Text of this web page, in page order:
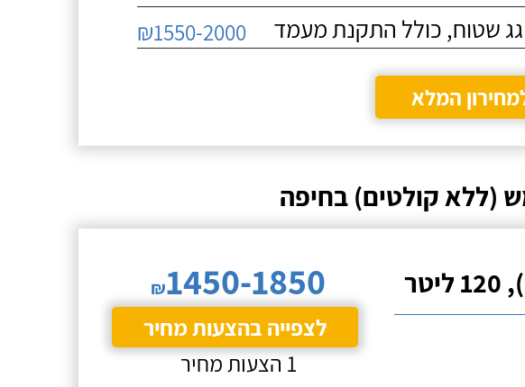
₪1550-2000
המלא
(ללא קולטים) בחיפה
₪1450-1850
לצפייה בהצעות מחיר
1 הצעות מחיר